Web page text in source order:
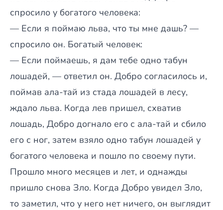
спросило у богатого человека:
— Если я поймаю льва, что ты мне дашь? —
спросило он. Богатый человек:
— Если поймаешь, я дам тебе одно табун
лошадей, — ответил он. Добро согласилось и,
поймав ала-тай из стада лошадей в лесу,
ждало льва. Когда лев пришел, схватив
лошадь, Добро догнало его с ала-тай и сбило
его с ног, затем взяло одно табун лошадей у
богатого человека и пошло по своему пути.
Прошло много месяцев и лет, и однажды
пришло снова Зло. Когда Добро увидел Зло,
то заметил, что у него нет ничего, он выглядит